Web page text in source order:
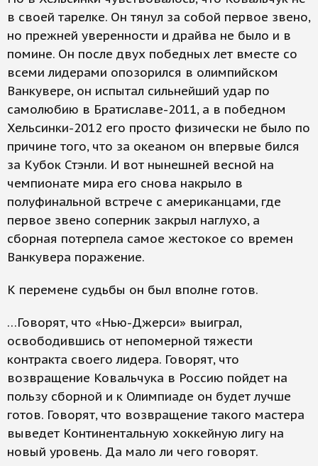
в своей тарелке. Он тянул за собой первое звено,
но прежней уверенности и драйва не было и в
помине. Он после двух победных лет вместе со
всеми лидерами опозорился в олимпийском
Ванкувере, он испытал сильнейший удар по
самолюбию в Братиславе-2011, а в победном
Хельсинки-2012 его просто физически не было по
причине того, что за океаном он впервые бился
за Кубок Стэнли. И вот нынешней весной на
чемпионате мира его снова накрыло в
полуфинальной встрече с американцами, где
первое звено соперник закрыл наглухо, а
сборная потерпела самое жестокое со времен
Ванкувера поражение.
К перемене судьбы он был вполне готов.
…Говорят, что «Нью-Джерси» выиграл,
освободившись от непомерной тяжести
контракта своего лидера. Говорят, что
возвращение Ковальчука в Россию пойдет на
пользу сборной и к Олимпиаде он будет лучше
готов. Говорят, что возвращение такого мастера
выведет Континентальную хоккейную лигу на
новый уровень. Да мало ли чего говорят.